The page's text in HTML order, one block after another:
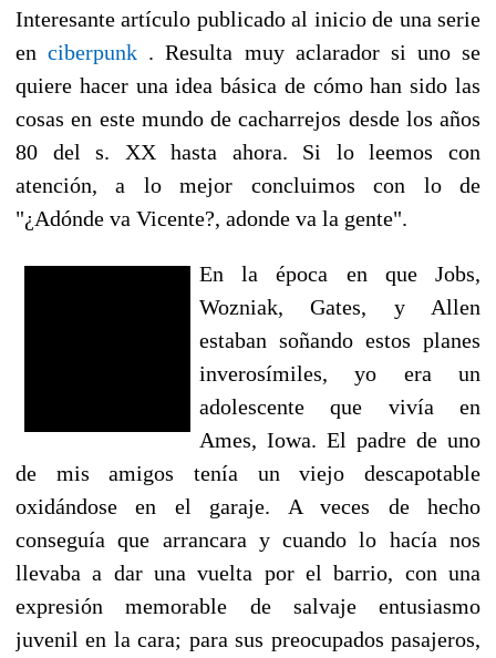
Interesante artículo publicado al inicio de una serie
enciberpunk . Resulta muy aclarador si uno se
quiere hacer una idea básica de cómo han sido las
cosas en este mundo de cacharrejos desde los años
80 del s. XX hasta ahora. Si lo leemos con
atención, a lo mejor concluimos con lo de
"¿Adónde va Vicente?, adonde va la gente".
En la época en que Jobs,
Wozniak, Gates, y Allen
estaban soñando estos planes
inverosímiles, yo era un
adolescente que vivía en
Ames, Iowa. El padre de uno
de mis amigos tenía un viejo descapotable
oxidándose en el garaje. A veces de hecho
conseguía que arrancara y cuando lo hacía nos
llevaba a dar una vuelta por el barrio, con una
expresión memorable de salvaje entusiasmo
juvenil en la cara; para sus preocupados pasajeros,